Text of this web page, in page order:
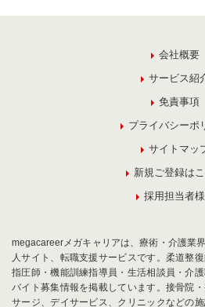
会社概要
サービス紹
免責事項
プライバシーポ
サイトマッ
新規ご登録は
採用担当者
megacareerメガキャリアは、療術・介護業
人サイト、転職支援サービスです。柔道整
指圧師・機能訓練指導員・生活相談員・介
バイト募集情報を掲載しています。接骨院
サージ、デイサービス、クリニックなどの